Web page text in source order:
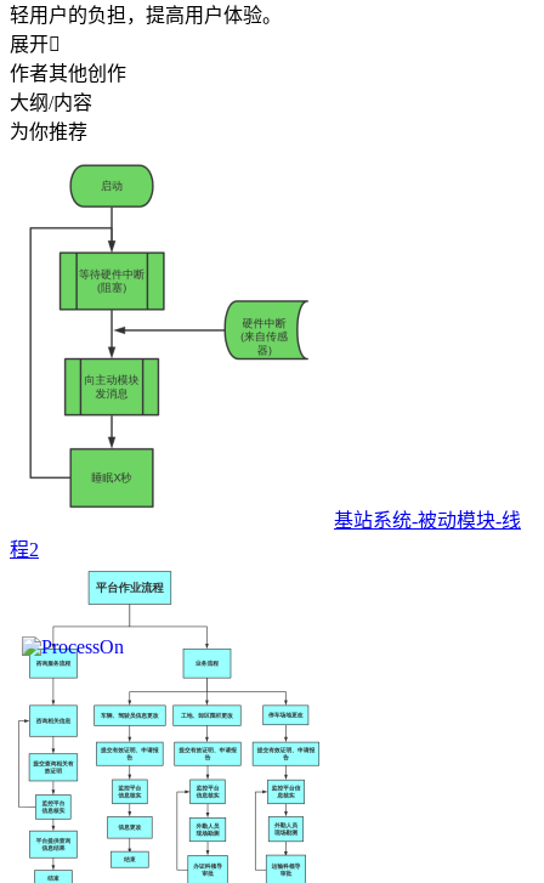
轻用户的负担，提高用户体验。
展开
作者其他创作
大纲/内容
为你推荐
基站系统-被动模块-线
程2